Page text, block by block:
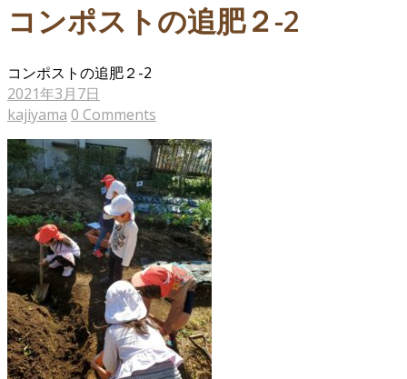
コンポストの追肥２-2
コンポストの追肥２-2
2021年3月7日
kajiyama 0 Comments